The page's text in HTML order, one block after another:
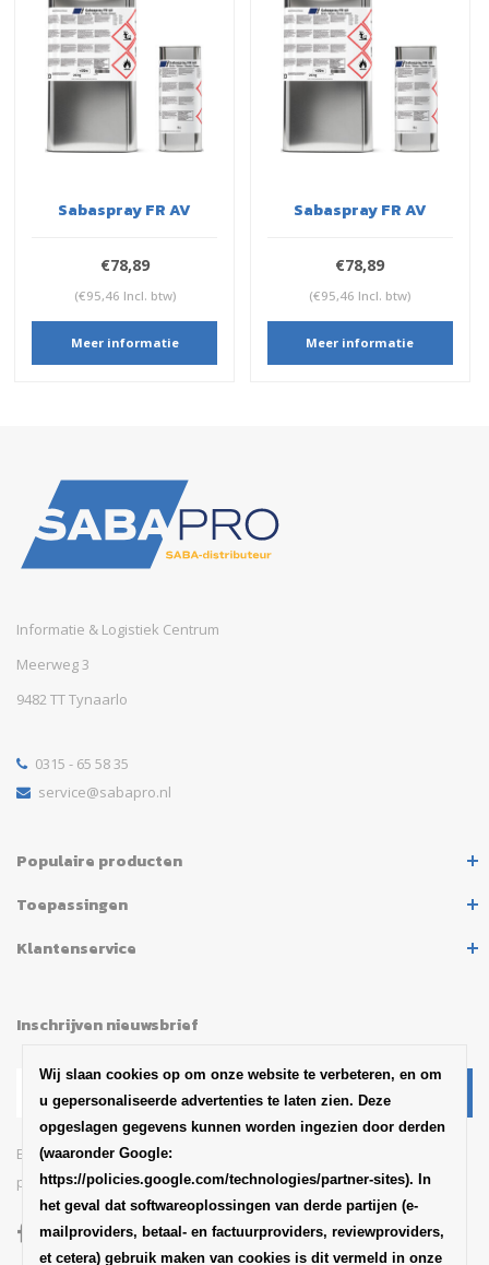
Sabaspray FR AV
€78,89
(€95,46 Incl. btw)
Meer informatie
Sabaspray FR AV
€78,89
(€95,46 Incl. btw)
Meer informatie
Informatie & Logistiek Centrum
Meerweg 3
9482 TT Tynaarlo
0315 - 65 58 35
service@sabapro.nl
Populaire producten
Toepassingen
Klantenservice
Inschrijven nieuwsbrief
Blijf op de hoogte van het
productaankondigingen en updates van SABA
Wij slaan cookies op om onze website te verbeteren, en om
u gepersonaliseerde advertenties te laten zien. Deze
opgeslagen gegevens kunnen worden ingezien door derden
(waaronder Google:
https://policies.google.com/technologies/partner-sites). In
het geval dat softwareoplossingen van derde partijen (e-
mailproviders, betaal- en factuurproviders, reviewproviders,
et cetera) gebruik maken van cookies is dit vermeld in onze